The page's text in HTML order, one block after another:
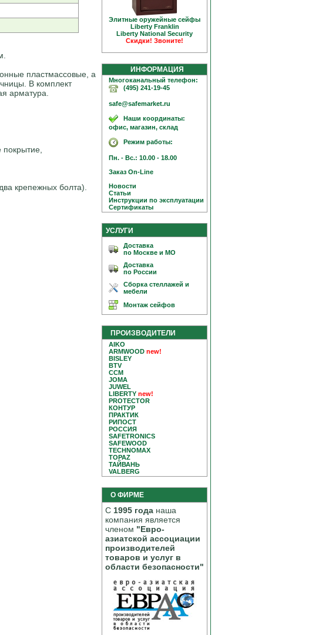
пластмассовые, а
В комплект
арматура.
покрытие,
крепежных болта).
Элитные оружейные сейфы
Liberty Franklin
Liberty National Security
Скидки! Звоните!
ИНФОРМАЦИЯ
Многоканальный телефон:
(495) 241-19-45
safe@safemarket.ru
Наши координаты:
офис, магазин, склад
Режим работы:
Пн. - Вс.: 10.00 - 18.00
Заказ On-Line
Новости
Статьи
Инструкции по эксплуатации
Сертификаты
УСЛУГИ
Доставка
по Москве и МО
Доставка
по России
Сборка стеллажей и
мебели
Монтаж сейфов
ПРОИЗВОДИТЕЛИ
AIKO
ARMWOOD new!
BISLEY
BTV
CCM
JOMA
JUWEL
LIBERTY new!
PROTECTOR
КОНТУР
ПРАКТИК
РИПОСТ
РОССИЯ
SAFETRONICS
SAFEWOOD
TECHNOMAX
TOPAZ
ТАЙВАНЬ
VALBERG
О ФИРМЕ
С 1995 года наша
компания является
членом "Евро-
азиатской ассоциации
производителей
товаров и услуг в
области безопасности"